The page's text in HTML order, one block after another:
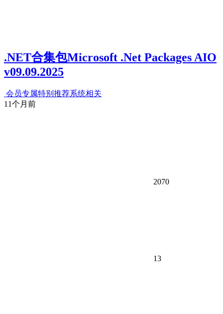
.NET合集包Microsoft .Net Packages AIO
v09.09.2025
会员专属特别推荐系统相关
11个月前
2070
13